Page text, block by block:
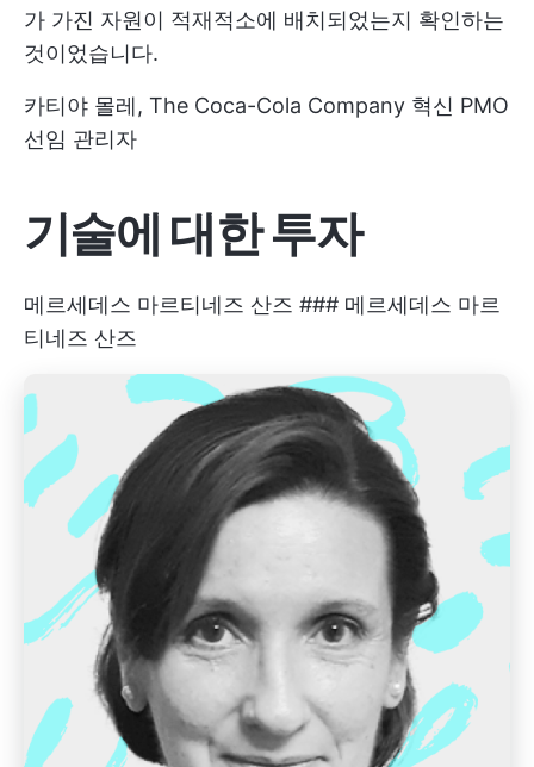
가 가진 자원이 적재적소에 배치되었는지 확인하는
것이었습니다.
카티야 몰레, The Coca-Cola Company 혁신 PMO
선임 관리자
기술에 대한 투자
메르세데스 마르티네즈 산즈 ### 메르세데스 마르
티네즈 산즈